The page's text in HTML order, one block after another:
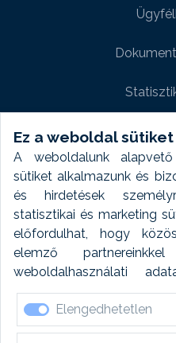
Ez a weboldal
A weboldalunk
sütiket alkalmazunk és
és hirdetések
statisztikai és marketing
előfordulhat, hogy
elemző
weboldalhasználati
forrásokból gyűjtött
elfogadásával
ezen adatokat 6 hónap
Elengedhetetlen